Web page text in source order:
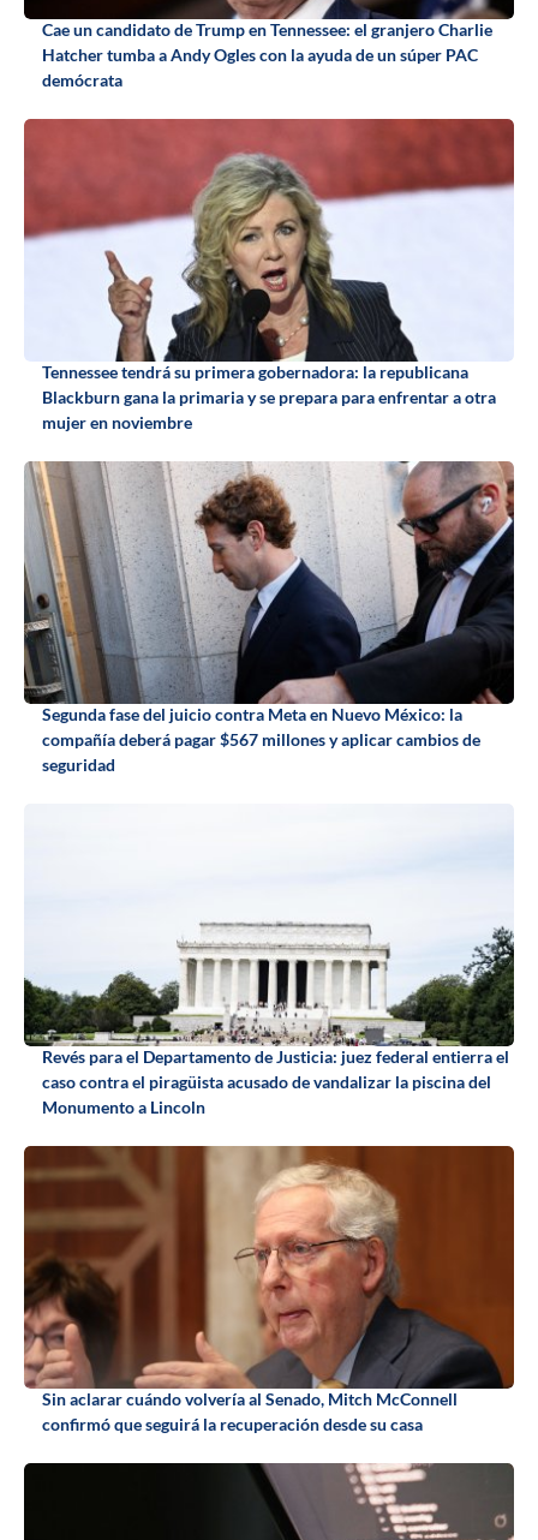
Cae un candidato de Trump en Tennessee: el granjero Charlie
Hatcher tumba a Andy Ogles con la ayuda de un súper PAC
demócrata
Tennessee tendrá su primera gobernadora: la republicana
Blackburn gana la primaria y se prepara para enfrentar a otra
mujer en noviembre
Segunda fase del juicio contra Meta en Nuevo México: la
compañía deberá pagar $567 millones y aplicar cambios de
seguridad
Revés para el Departamento de Justicia: juez federal entierra el
caso contra el piragüista acusado de vandalizar la piscina del
Monumento a Lincoln
Sin aclarar cuándo volvería al Senado, Mitch McConnell
confirmó que seguirá la recuperación desde su casa